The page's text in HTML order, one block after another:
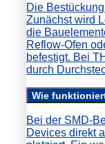
Die
Zunächst wird
die
Reflow-Ofen
befestigt. Bei
durch
Wie
Bei der SMD-
Devices direkt